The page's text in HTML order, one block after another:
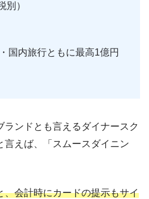
別）
国内旅行ともに最高1億円
ランドとも言えるダイナースク
言えば、「スムースダイニン
、会計時にカードの提示もサイ